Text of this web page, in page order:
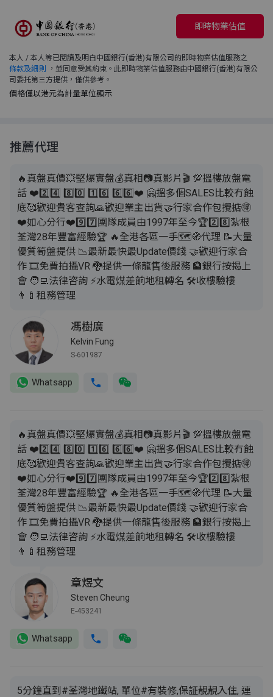
即時物業估值
本人 / 本人等已閱讀及明白中國銀行(香港)有限公司的即時物業估值服務之
條款及細則
，並同意受其約束。此即時物業估值服務由中國銀行(香港)有限公
司委托第三方提供，僅供參考。
價格僅以港元為計量單位顯示
推薦代理
🔥真盤真價💥堅爆實盤💰真相📷真影片🎬 💯搵樓放盤電
話 ❤️2️⃣4️⃣ 8️⃣0️⃣ 1️⃣6️⃣ 6️⃣6️⃣❤️ 🤗搵多個SALES比較冇蝕
底🥰歡迎貴客查詢🙏歡迎業主出貨🤝行家合作包攪掂🉐
❤️如心分行❤️9️⃣7️⃣圑隊成員由1997年至今🏆2️⃣8️⃣紮根
荃灣28年豐富經驗🏆 🔥全港各區一手🗺️🧭代理 📝大量
優質筍盤提供 📉最新最快最Update價錢 🤝歡迎行家合
作 🎞️免費拍攝VR 🐉提供一條龍售後服務 🏦銀行按揭上
會 🧑‍💻法律咨詢 ⚡️水電煤差餉地租轉名 🛠️收樓驗樓
👨‍🍼租務管理
馮樹廣
Kelvin Fung
S-601987
Whatsapp
🔥真盤真價💥堅爆實盤💰真相📷真影片🎬 💯搵樓放盤電
話 ❤️2️⃣4️⃣ 8️⃣0️⃣ 1️⃣6️⃣ 6️⃣6️⃣❤️ 🤗搵多個SALES比較冇蝕
底🥰歡迎貴客查詢🙏歡迎業主出貨🤝行家合作包攪掂🉐
❤️如心分行❤️9️⃣7️⃣圑隊成員由1997年至今🏆2️⃣8️⃣紮根
荃灣28年豐富經驗🏆 🔥全港各區一手🗺️🧭代理 📝大量
優質筍盤提供 📉最新最快最Update價錢 🤝歡迎行家合
作 🎞️免費拍攝VR 🐉提供一條龍售後服務 🏦銀行按揭上
會 🧑‍💻法律咨詢 ⚡️水電煤差餉地租轉名 🛠️收樓驗樓
👨‍🍼租務管理
章煜文
Steven Cheung
E-453241
Whatsapp
5分鐘直到#荃灣地鐵站, 單位#有裝修,保証靚靚入住, 連